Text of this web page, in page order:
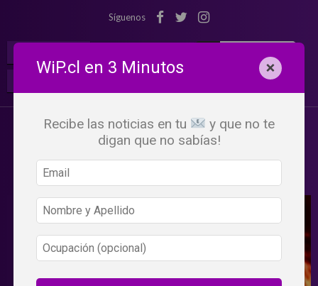
Síguenos
WiP.cl en 3 Minutos ×
Recibe las noticias en tu
y que no te
digan que no sabías!